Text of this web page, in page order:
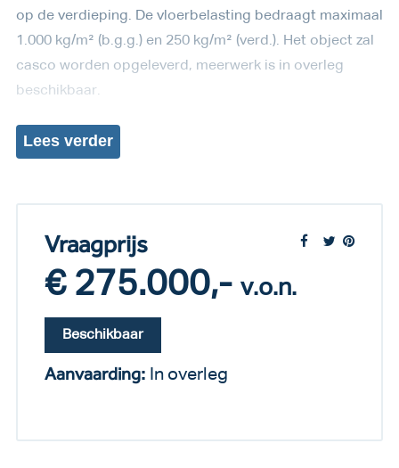
op de verdieping. De vloerbelasting bedraagt maximaal
1.000 kg/m² (b.g.g.) en 250 kg/m² (verd.). Het object zal
casco worden opgeleverd, meerwerk is in overleg
beschikbaar.
Leesverder
Vraagprijs
€ 275.000,- v.o.n.
Beschikbaar
Aanvaarding: In overleg